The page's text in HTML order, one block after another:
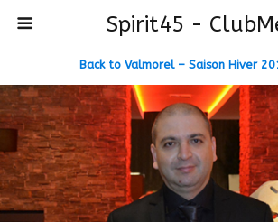
Spirit45 -
Back to Valmorel – Saison Hiver